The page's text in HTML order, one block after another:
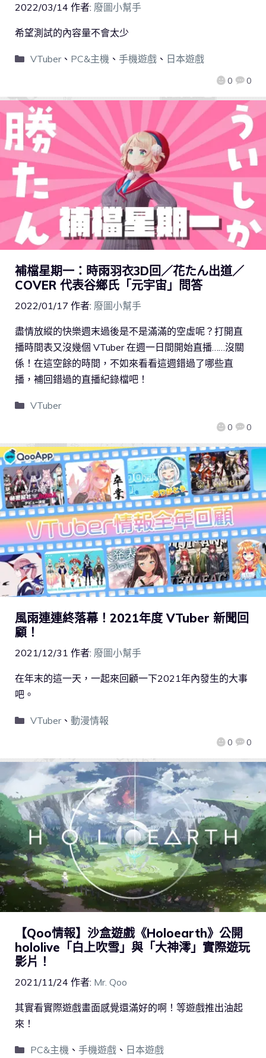
2022/03/14 作者: 廢圖小幫手
0 0
希望測試的內容量不會太少
VTuber、 PC&主機 、 手機遊戲、 日本遊戲
補檔星期一：時雨羽衣3D回／花たん出道／
COVER 代表谷鄉氏「元宇宙」問答
2022/01/17 作者: 廢圖小幫手
0 0
盡情放縱的快樂週末過後是不是滿滿的空虛呢？打開直
播時間表又沒幾個 VTuber 在週一日間開始直播……沒關
係！在這空餘的時間，不如來看看這週錯過了哪些直
播，補回錯過的直播紀錄檔吧！
VTuber
風雨連連終落幕！2021年度 VTuber 新聞回
顧！
2021/12/31 作者: 廢圖小幫手
0 0
在年末的這一天，一起來回顧一下2021年內發生的大事
吧。
VTuber、 動漫情報
【Qoo情報】沙盒遊戲《Holoearth》公開
hololive「白上吹雪」與「大神澪」實際遊玩
影片！
2021/11/24 作者: Mr. Qoo
其實看實際遊戲畫面感覺還滿好的啊！等遊戲推出油起
來！
PC&主機、 手機遊戲、 日本遊戲